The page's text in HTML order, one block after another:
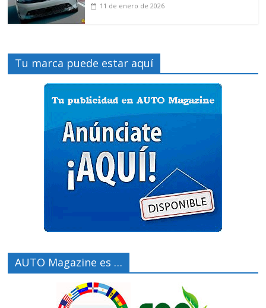
11 de enero de 2026
Tu marca puede estar aquí
AUTO Magazine es …